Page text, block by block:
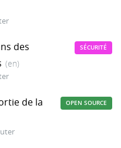
des
(en)
SÉCURITÉ
de la
OPEN SOURCE